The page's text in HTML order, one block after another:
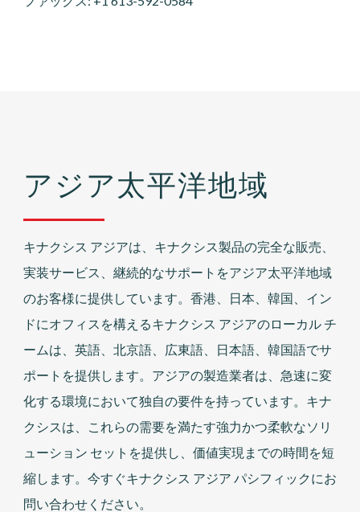
アジア太平洋地域
キナクシス アジアは、キナクシス製品の完全な販売、
実装サービス、継続的なサポートをアジア太平洋地域
のお客様に提供しています。香港、日本、韓国、イン
ドにオフィスを構えるキナクシス アジアのローカル チ
ームは、英語、北京語、広東語、日本語、韓国語でサ
ポートを提供します。アジアの製造業者は、急速に変
化する環境において独自の要件を持っています。キナ
クシスは、これらの需要を満たす強力かつ柔軟なソリ
ューション セットを提供し、価値実現までの時間を短
縮します。今すぐキナクシス アジア パシフィックにお
問い合わせください。